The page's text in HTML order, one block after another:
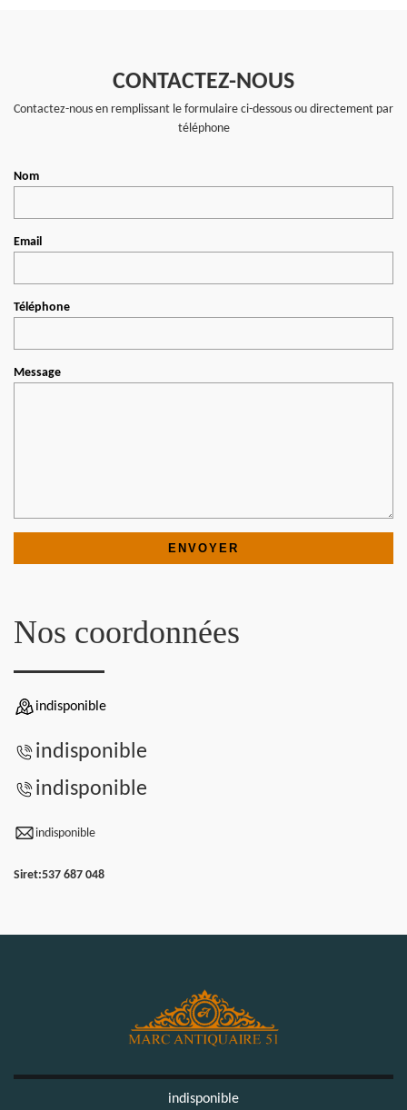
CONTACTEZ-NOUS
Contactez-nous en remplissant le formulaire ci-dessous ou directement par
téléphone
Nom
Email
Téléphone
Message
Nos coordonnées
indisponible
indisponible
indisponible
indisponible
Siret:537 687 048
indisponible